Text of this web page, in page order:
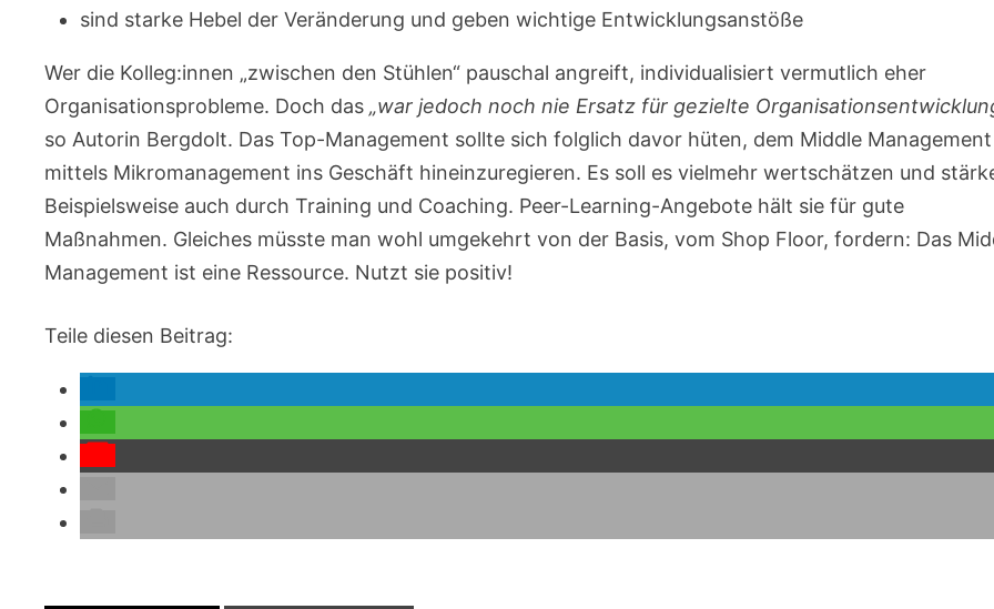
sind starke Hebel der Veränderung und geben wichtige Entwicklungsanstöße
Wer die Kolleg:innen „zwischen den Stühlen“ pauschal angreift, individualisiert vermutlich eher
Organisationsprobleme. Doch das„war jedoch noch nie Ersatz für gezielte
so Autorin Bergdolt. Das Top-Management sollte sich folglich davor hüten, dem Middle Management
mittels Mikromanagement ins Geschäft hineinzuregieren. Es soll es vielmehr wertschätzen und
Beispielsweise auch durch Training und Coaching. Peer-Learning-Angebote hält sie für gute
Maßnahmen. Gleiches müsste man wohl umgekehrt von der Basis, vom Shop Floor, fordern: Das
Management ist eine Ressource. Nutzt sie positiv!
Teile diesen Beitrag: